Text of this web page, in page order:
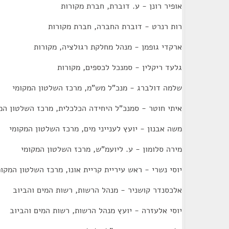
אופיר רונן - ע. דוברת, חברת מקורות
רות רנרט - דוברת החברה, חברת מקורות
ארקדי גופמן - מנהל מחלקת רגולציה, מקורות
גלעד ריקלין - סמנכל לכספים, מקורות
שלמה דולברג - מנכ"ל מש"מ, מרכז השלטון המקומי
איתי חוטר - סמנכ"ל היחידה הכלכלית, מרכז השלטון
משה אבנון - יועץ לענייני מים, מרכז השלטון המקומי
מירה סלומון - ע. ליועמ"ש, מרכז השלטון המקומי
יוסי נשרי - ראש עיריית קריית אונו, מרכז השלטון
אלכסנדר קושניר - מנהל הרשות, רשות המים והביוב
יוסי אלעזרה - יועץ מנהל הרשות, רשות המים והביוב